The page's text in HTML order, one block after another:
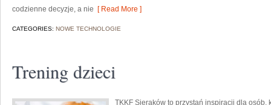
codzienne decyzje, a nie [ Read More ]
CATEGORIES: NOWE TECHNOLOGIE
Trening dzieci
TKKF Sieraków to przystań inspiracji dla